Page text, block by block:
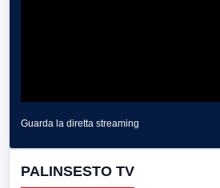
Guarda la diretta streaming
PALINSESTO TV